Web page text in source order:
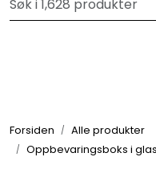
Skip to main content
Velkommen
Forsiden
Alle produkter
Oppbevaringsboks i
Om oss